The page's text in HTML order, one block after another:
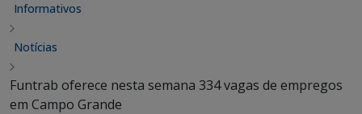
Informativos
Notícias
Funtrab oferece nesta semana 334 vagas de empregos
em Campo Grande